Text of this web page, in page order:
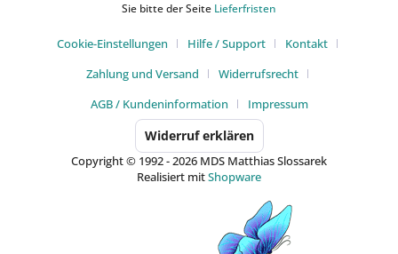
Sie bitte der Seite Lieferfristen
Cookie-Einstellungen Hilfe / Support
Kontakt
Zahlung und Versand
Widerrufsrecht
AGB / Kundeninformation
Impressum
Widerruf erklären
Copyright © 1992 - 2026 MDS Matthias Slossarek
Realisiert mitShopware